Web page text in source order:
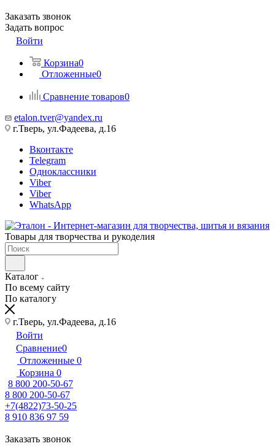
Заказать звонок
Задать вопрос
Войти
Корзина0
Отложенные0
Сравнение товаров0
etalon.tver@yandex.ru
г.Тверь, ул.Фадеева, д.16
Вконтакте
Telegram
Одноклассники
Viber
Viber
WhatsApp
Товары для творчества и рукоделия
Каталог
По всему сайту
По каталогу
г.Тверь, ул.Фадеева, д.16
Войти
Сравнение0
Отложенные 0
Корзина 0
8 800 200-50-67
8 800 200-50-67
+7(4822)73-50-25
8 910 836 97 59
Заказать звонок